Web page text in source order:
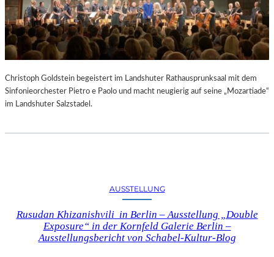
Christoph Goldstein begeistert im Landshuter Rathausprunksaal mit dem
Sinfonieorchester Pietro e Paolo und macht neugierig auf seine „Mozartiade“
im Landshuter Salzstadel.
AUSSTELLUNG
Rusudan Khizanishvili in Berlin – Ausstellung „Double
Exposure“ in der Kornfeld Galerie Berlin –
Ausstellungsbericht von Schabel-Kultur-Blog